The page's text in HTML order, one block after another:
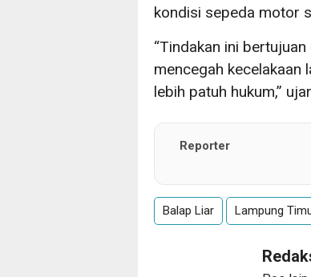
kondisi sepeda motor
“Tindakan ini
mencegah kecelakaan
lebih patuh hukum,”
Reporter
Balap Liar Lampung